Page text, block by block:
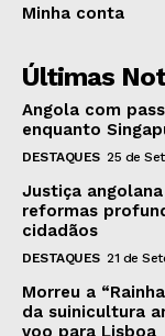
Minha conta
Últimas
Angola com
enquanto
DESTAQUES 25 de
Justiça
reformas
cidadãos
DESTAQUES 21 de
Morreu a
da suinicultura
voo para Lisboa